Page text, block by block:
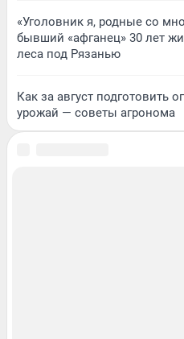
«Уголовник я, родные со
бывший «афганец» 30 лет
леса под Рязанью
Как за август подготовить
урожай — советы агронома